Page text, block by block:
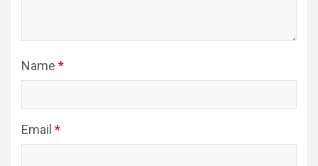
Name *
Email *